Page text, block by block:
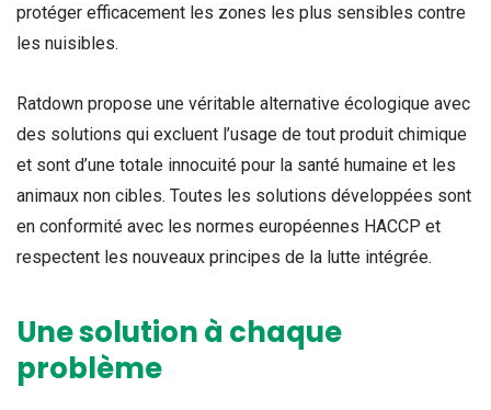
protéger efficacement les zones les plus sensibles contre
les nuisibles.
Ratdown propose une véritable alternative écologique avec
des solutions qui excluent l’usage de tout produit chimique
et sont d’une totale innocuité pour la santé humaine et les
animaux non cibles. Toutes les solutions développées sont
en conformité avec les normes européennes HACCP et
respectent les nouveaux principes de la lutte intégrée.
Une solution à chaque
problème